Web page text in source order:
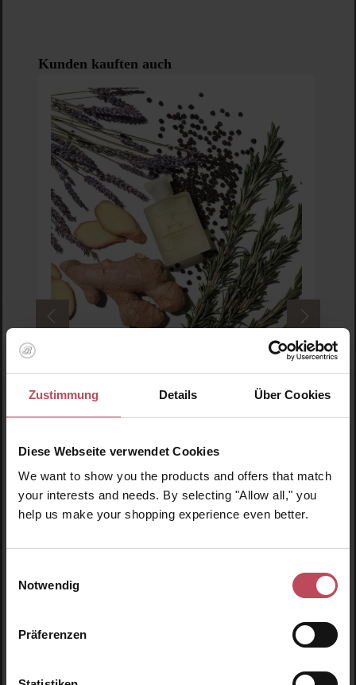
Zustimmung Details Über Cookies
Diese Webseite verwendet Cookies
We want to show you the products and offers that match
your interests and needs. By selecting "Allow all," you
help us make your shopping experience even better.
Notwendig
Präferenzen
Produktgalerie überspringen
Kunden kauften auch
55 ml(99,91 CHF / 100 ml)
Regulärer Preis:
54,95 CHF
Inkl. MwSt